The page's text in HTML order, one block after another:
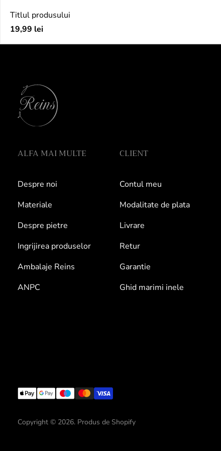
Titlul produsului
Preț
19,99 lei
ALFA MAI MULTE
Despre noi
Materiale
Despre pietre
Ingrijirea produselor
Ambalaje Reins
ANPC
CLIENT
Contul meu
Modalitate de plata
Livrare
Retur
Garantie
Ghid marimi inele
Copyright © 2026. Produs de Shopify